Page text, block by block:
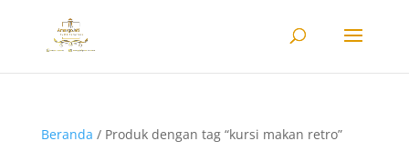
Beranda / Produk dengan tag “kursi makan retro”